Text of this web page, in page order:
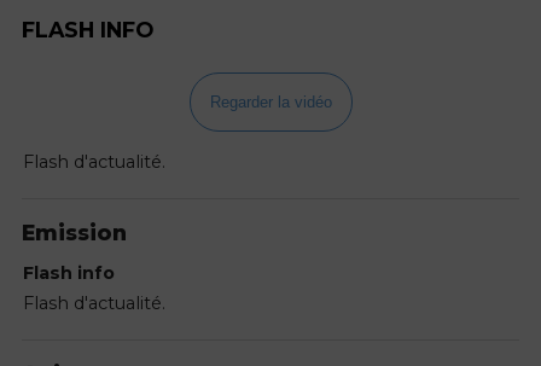
FLASH INFO
Regarder la vidéo
Flash d'actualité.
Emission
Flash info
Flash d'actualité.